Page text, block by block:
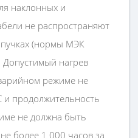
наклонных и
не распространяют
пучках (нормы МЭК
нагрев
режиме не
продолжительность
не должна быть
более 1 000 часов за